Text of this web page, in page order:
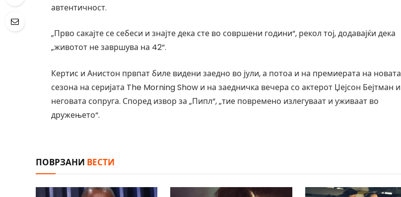
автентичност.
„Прво сакајте се себеси и знајте дека сте во совршени години“, рекол тој, додавајќи дека
„животот не завршува на 42“.
Кертис и Анистон првпат биле видени заедно во јули, а потоа и на премиерата на новата
сезона на серијата The Morning Show и на заедничка вечера со актерот Џејсон Бејтман и
неговата сопруга. Според извор за „Пипл“, „тие повремено излегуваат и уживаат во
дружењето“.
ПОВРЗАНИ ВЕСТИ